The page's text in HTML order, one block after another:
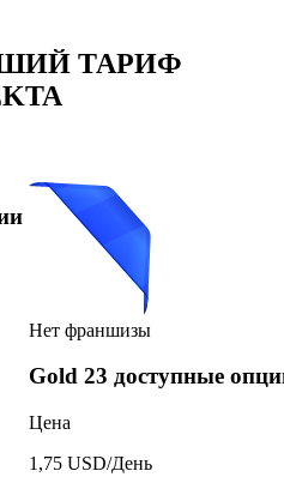
ТАРИФ
Нет франшизы
Gold 23 доступные
Цена
1,75 USD/День